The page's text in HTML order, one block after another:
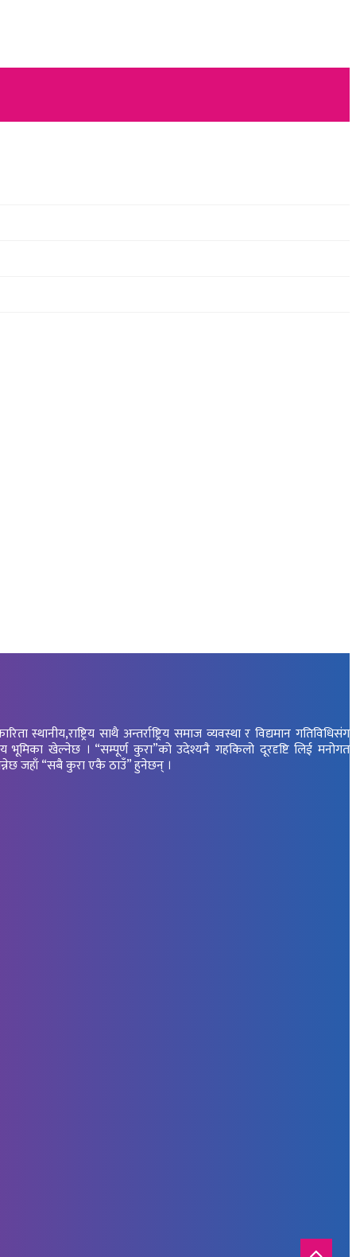
साथै अन्तर्राष्ट्रिय समाज व्यवस्था र विद्यमान गतिविधिसंग
भूमिका खेल्नेछ । “सम्पूर्ण कुरा”को उदेश्यनै गहकिलो दूरदृष्टि लिई मनोगत
बन्नेछ जहाँ “सबै कुरा एकै ठाउँ” हुनेछन् ।